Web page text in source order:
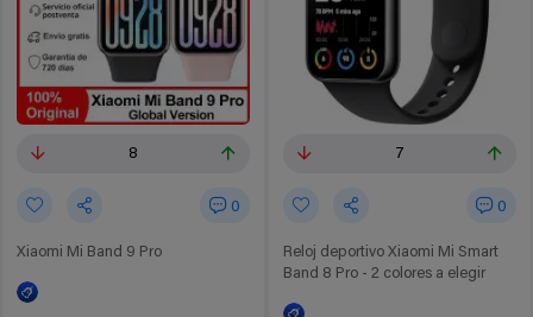
8
0
Xiaomi Mi Band 9 Pro
7
0
Reloj deportivo Xiaomi Mi Smart
Band 8 Pro - 2 colores a elegir